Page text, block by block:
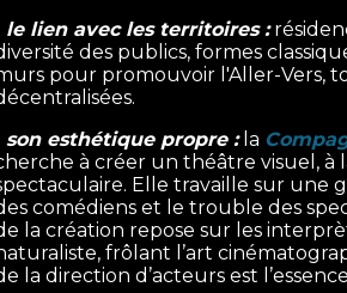
le lien avec les territoires :
des publics, formes
pour promouvoir l'Aller-Vers,
son esthétique propre :la
à créer un théâtre visuel, à
Elle travaille sur une
comédiens et le trouble des
la création repose sur les
frôlant l’art
la direction d’acteurs est